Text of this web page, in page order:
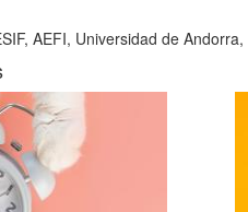
AEFI, Universidad de